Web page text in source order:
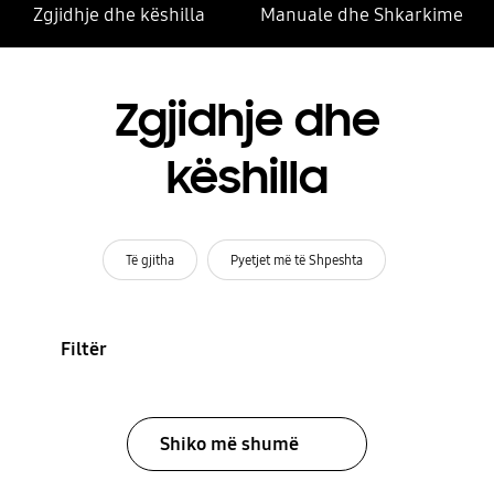
Zgjidhje dhe këshilla Manuale dhe Shkarkime
Zgjidhje dhe
këshilla
Të gjitha Pyetjet më të Shpeshta
Filtër
Shiko më shumë